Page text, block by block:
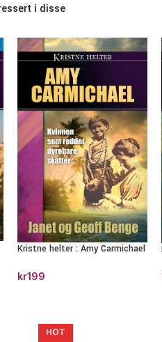
i disse
Kristne helter : Amy Carmichael
kr199
HOT